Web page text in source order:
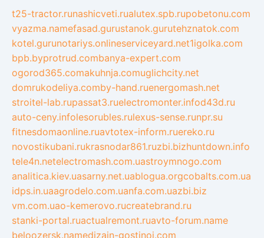
t25-tractor.runashicveti.rualutex.spb.rupobetonu.com
vyazma.namefasad.gurustanok.gurutehznatok.com
kotel.gurunotariys.onlineserviceyard.net1igolka.com
bpb.byprotrud.combanya-expert.com
ogorod365.comakuhnja.comuglichcity.net
domrukodeliya.comby-hand.ruenergomash.net
stroitel-lab.rupassat3.ruelectromonter.infod43d.ru
auto-ceny.infolesorubles.rulexus-sense.runpr.su
fitnesdomaonline.ruavtotex-inform.ruereko.ru
novostikubani.rukrasnodar861.ruzbi.bizhuntdown.info
tele4n.netelectromash.com.uastroymnogo.com
analitica.kiev.uasarny.net.uablogua.orgcobalts.com.ua
idps.in.uaagrodelo.com.uanfa.com.uazbi.biz
vm.com.uao-kemerovo.rucreatebrand.ru
stanki-portal.ruactualremont.ruavto-forum.name
beloozersk.namedizajn-gostinoj.com